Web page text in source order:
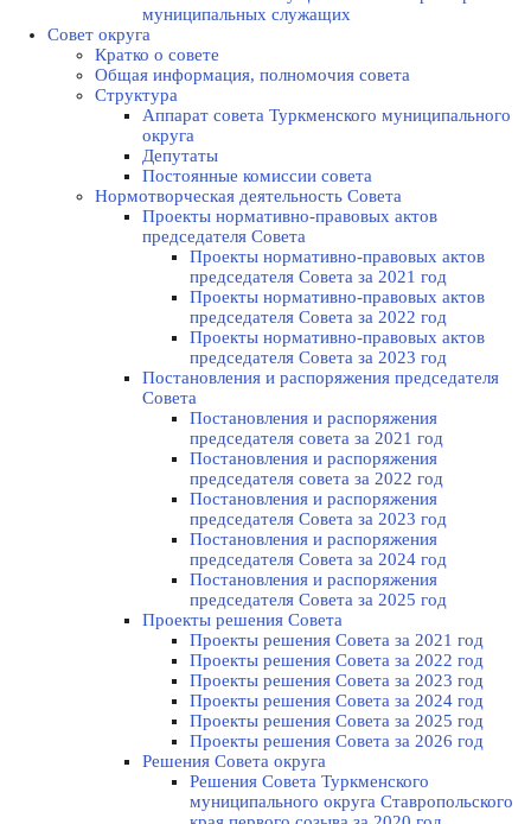
муниципальных служащих
Совет округа
Кратко о совете
Общая информация, полномочия совета
Структура
Аппарат совета Туркменского муниципального
округа
Депутаты
Постоянные комиссии совета
Нормотворческая деятельность Совета
Проекты нормативно-правовых актов
председателя Cовета
Проекты нормативно-правовых актов
председателя Cовета за 2021 год
Проекты нормативно-правовых актов
председателя Cовета за 2022 год
Проекты нормативно-правовых актов
председателя Cовета за 2023 год
Постановления и распоряжения председателя
Cовета
Постановления и распоряжения
председателя совета за 2021 год
Постановления и распоряжения
председателя совета за 2022 год
Постановления и распоряжения
председателя Cовета за 2023 год
Постановления и распоряжения
председателя Cовета за 2024 год
Постановления и распоряжения
председателя Cовета за 2025 год
Проекты решения Cовета
Проекты решения Совета за 2021 год
Проекты решения Совета за 2022 год
Проекты решения Cовета за 2023 год
Проекты решения Совета за 2024 год
Проекты решения Совета за 2025 год
Проекты решения Совета за 2026 год
Решения Совета округа
Решения Совета Туркменского
муниципального округа Ставропольского